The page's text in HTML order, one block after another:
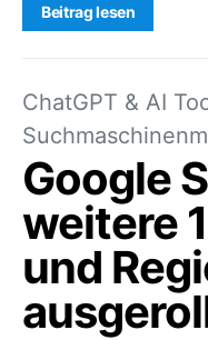
Beitrag lesen
ChatGPT & AI
Google
weitere
und